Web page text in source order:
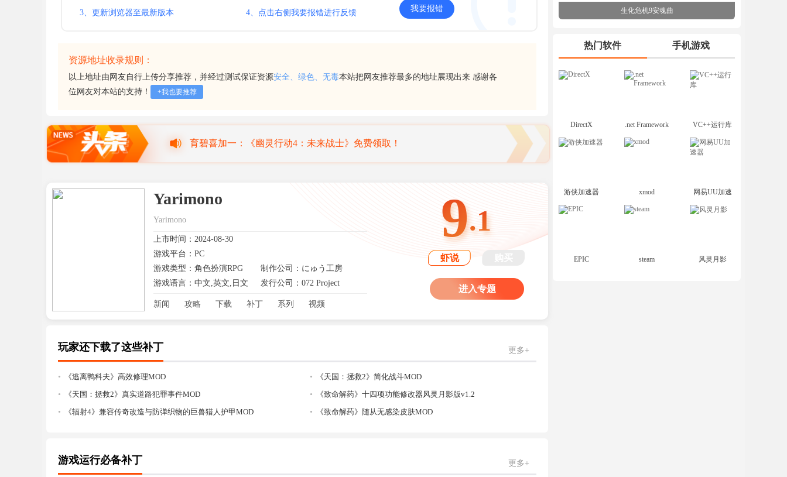
3、更新浏览器至最新版本
4、点击右侧我要报错进行反馈 我要报错
资源地址收录规则：
以上地址由网友自行上传分享推荐，并经过测试保证资源安全、绿色、无毒本站把网友推荐最多的地址展现出来 感谢各
位网友对本站的支持！
+我也要推荐
育碧喜加一：《幽灵行动4：未来战士》免费领取！
喜加五+大作骨折价！游侠喊你薅羊毛！一周喜加一汇总
Epic喜加二：《我们一起在这里》、《BeaconPines》免费领取！
Yarimono
Yarimono
上市时间：2024-08-30
游戏平台：PC
游戏类型：角色扮演RPG
制作公司：にゅう工房
游戏语言：中文,英文,日文
发行公司：072 Project
新闻 攻略 下载 补丁 系列 视频
9.1
虾说
进入专题
玩家还下载了这些补丁 更多+
《逃离鸭科夫》高效修理MOD
《天国：拯救2》简化战斗MOD
《天国：拯救2》真实道路犯罪事件MOD
《致命解药》十四项功能修改器风灵月影版v1.2
《辐射4》兼容传奇改造与防弹织物的巨兽猎人护甲MOD
《致命解药》随从无感染皮肤MOD
游戏运行必备补丁 更多+
生化危机9安魂曲
热门软件 手机游戏
DirectX .net Framework VC++运行库
游侠加速器 xmod
网易UU加速
EPIC steam 风灵月影